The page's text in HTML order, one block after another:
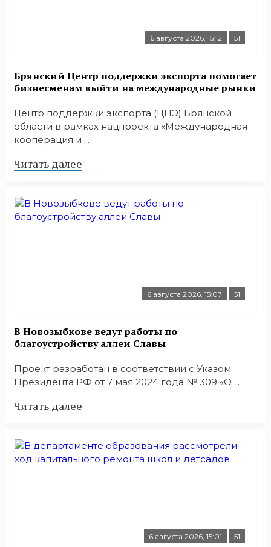
6 августа 2026, 15:12 51
Брянский Центр поддержки экспорта помогает
бизнесменам выйти на международные рынки
Центр поддержки экспорта (ЦПЭ) Брянской
области в рамках нацпроекта «Международная
кооперация и ...
Читать далее
6 августа 2026, 15:07 51
В Новозыбкове ведут работы по
благоустройству аллеи Славы
Проект разработан в соответствии с Указом
Президента РФ от 7 мая 2024 года № 309 «О ...
Читать далее
6 августа 2026, 15:01 51